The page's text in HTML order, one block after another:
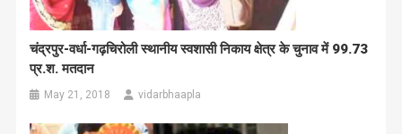
चंद्रपुर-वर्धा-गढ़चिरोली स्थानीय स्वशासी निकाय क्षेत्र के चुनाव में 99.73
प्र.श. मतदान
May 21, 2018 vidarbhaapla